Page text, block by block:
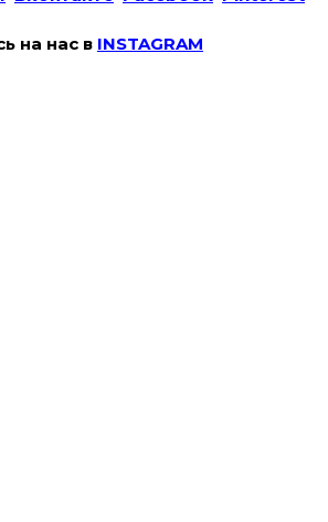
на наc в INSTAGRAM